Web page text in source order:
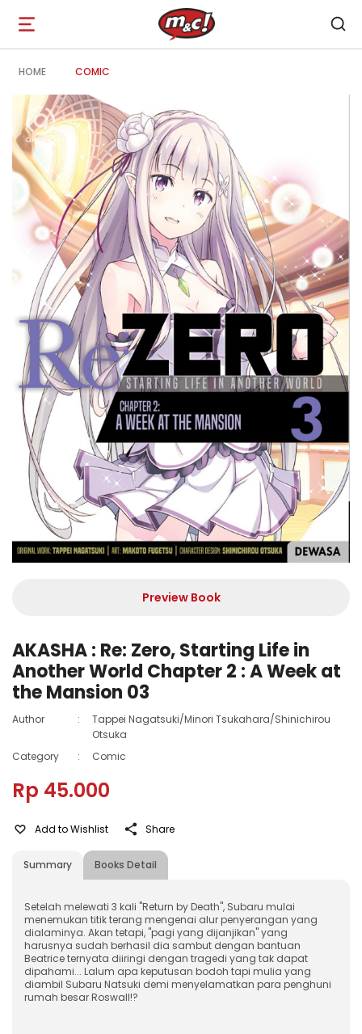
Open
navigation
HOME COMIC
Preview Book
AKASHA : Re: Zero, Starting Life in
Another World Chapter 2 : A Week at
the Mansion 03
Author :
Tappei Nagatsuki/Minori Tsukahara/Shinichirou
Otsuka
Category
: Comic
Rp 45.000
Summary Books Detail
Add to Wishlist Share
Setelah melewati 3 kali "Return by Death", Subaru mulai
menemukan titik terang mengenai alur penyerangan yang
dialaminya. Akan tetapi, "pagi yang dijanjikan" yang
harusnya sudah berhasil dia sambut dengan bantuan
Beatrice ternyata diiringi dengan tragedi yang tak dapat
dipahami... Lalum apa keputusan bodoh tapi mulia yang
diambil Subaru Natsuki demi menyelamatkan para penghuni
rumah besar Roswall!?